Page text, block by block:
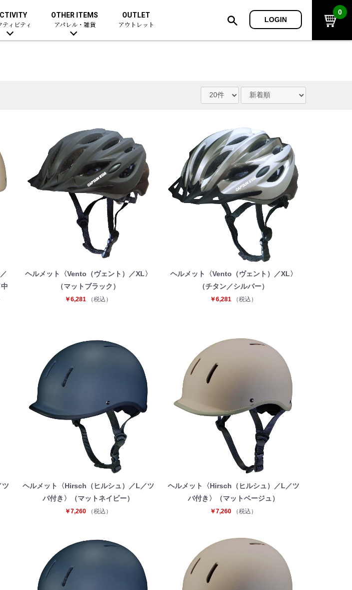
ティビティ
OTHER ITEMS
アパレル・雑貨
OUTLET
アウトレット
LOGIN
0
ヘルメット〈Vento（ヴェント）／XL〉
（マットブラック）
￥6,281 （税込）
ヘルメット〈Vento（ヴェント）／XL〉
（チタン／シルバー）
￥6,281 （税込）
ツ
ヘルメット〈Hirsch（ヒルシュ）／L／ツ
バ付き〉（マットネイビー）
￥7,260 （税込）
ヘルメット〈Hirsch（ヒルシュ）／L／ツ
バ付き〉（マットベージュ）
￥7,260 （税込）